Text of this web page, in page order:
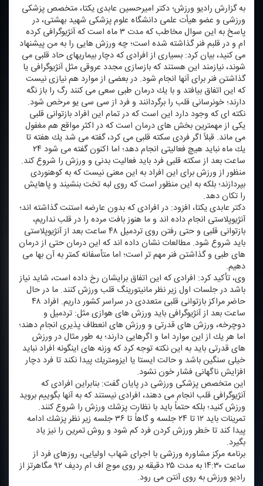
به گزارش رادیو ورزش؛ دكتر امیرحسین عابدی یكتا، متخصص پزشكی
ورزشی و عضو هیأت علمی دانشگاه علوم پزشكی شهید بهشتی، در
پاسخ به این سوال مخاطب كه مدت ۳ ماه است كه آنژیوگرافی كرده
ام و در قلبم فنر گذاشته شده است؛ چه ورزش هایی را به من پیشنهاد
می كنید، بیان كرد: بسیاری از افرادی كه دچار بیماریهای حاد قلبی می
شوند، نیازمند این هستند كه بازسازی مجدد عروقی مثل آنژیوگرافی یا
گذاشتن فنر برای آنها انجام شود. در بعضی از موارد هم نیازی نیست
كه این اتفاق بیافتد و با یك درمان طبی سعی می كنند رگ را باز نگه
دارند؛ خونرسانی قلب را برگردانند و فرد از سی سی یو مرخص شود.
نكته ای كه وجود دارد این است كه در تمام این افراد بازتوانی قلبی
یكی از مهمترین بخش های درمان است كه در اكثر مواقع هم مغفول
می ماند. قبلاً اگر فردی سكته قلبی می كرد، گفته می شد یك هفته تا
یك ماه نباید هیچ فعالیتی انجام دهد؛ اما اكنون گفته می شود ۲۴
ساعت بعد از سكته قلبی فرد باید فعالیت بدنی و ورزش را شروع كند.
منظور از ورزش برای این افراد به این معنی نیست كه به كوهنوردی
بپردازند؛ بلكه به این منظور است كه روی لبه تخت بنشیند و پاهایش
را تكان دهد.
دكتر عابدی یكتا، افزود: در افرادی كه بدون عارضه استنت گذاشته اند؛
آنژیوپلاستی انجام داده اند و ما هنوز بافت مرده را در قلب نداریم،
بازتوانی قلبی و حتی رفتن روی تردمیل ۴۸ ساعت بعد از آنژیوپلاستی
باید شروع شود. مطالعات نشان داده اند كه این درمان حتی از درمان
های طبی و گذاشتن فنر مهم تر است؛ اما متأسفانه كمتر به آن بها می
دهیم.
وی، تأكید كرد: افرادی كه این اتفاق برایشان رخ داده است، شاید نیاز
باشد در جلسات اول زیر نظر مانیتورینگ قلب ورزش كنند. ما در حال
حاضر مراكز بازتوانی قلبی متعددی در سراسر كشور داریم. افراد ۴۸
ساعت بعد از آنژیوگرافی باید ورزش های هوازی مثل: تردمیل و
دوچرخه، ورزش های قدرتی و ورزش های انعطاف پذیری انجام دهند؛
اما هر یك از این موارد اما و اگرهایی دارند؛ به طور مثال در ورزش
های قدرتی باید به این نكته توجه كرد كه وزنه های اینگونه افراد نباید
خیلی سنگین باشد و حالت ایستا یا ایزومتریك پیدا نكند تا فرد دچار
افزایش ناگهانی فشار خون نشود.
این متخصص پزشكی ورزشی در پایان گفت: بنابراین افرادی كه
آنژیوگرافی قلب انجام می دهند، افرادی نیستند كه به آنها بگوییم بروید
ورزش كنید؛ بلكه حتماً باید با نظارت پزشك ورزش را شروع كنند.
تمرینات باید ۱۲ تا ۲۴ جلسه و گاهاً تا ۳۶ جلسه زیر نظر پزشك ادامه
پیدا كند تا خطر ورزش كردن فرد كم شود و روش تمرین را نیز یاد
بگیرد.
برنامه مركز مشاوره ورزشی با اجرای شهاب اولیایی، روزهای فرد از
ساعت ۱۴:۳۰ به مدت ۲۵ دقیقه بر روی موج اف ام ردیف ۹۲ مگاهرتز از
رادیو ورزش به روی آنتن می رود.